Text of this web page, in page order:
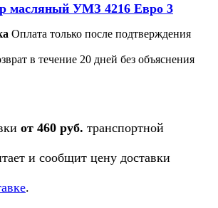
масляный УМЗ 4216 Евро 3
Оплата только после подтверждения
в течение 20 дней без объяснения
от 460 руб. транспортной
и сообщит цену доставки
.